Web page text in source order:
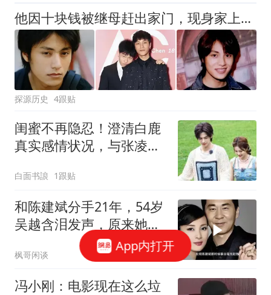
他因十块钱被继母赶出家门，现身家上亿，儿子成了他不说的“谜”
探源历史 4跟贴
闺蜜不再隐忍！澄清白鹿
真实感情状况，与张凌赫
白面书誏 1跟贴
和陈建斌分手21年，54岁
吴越含泪发声，原来她和
黄渤是同类
枫哥闲谈
冯小刚：电影现在这么垃
App内打开